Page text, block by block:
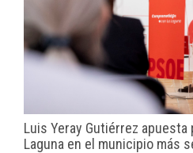
Luis Yeray Gutiérrez apuesta
Laguna en el municipio más